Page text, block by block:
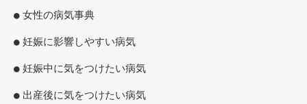
女性の病気事典
妊娠に影響しやすい病気
妊娠中に気をつけたい病気
出産後に気をつけたい病気